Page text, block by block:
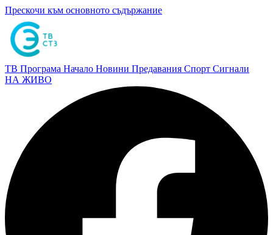
Прескочи към основното съдържание
ТВ Програма Начало Новини Предавания Спорт Сигнали
НА ЖИВО